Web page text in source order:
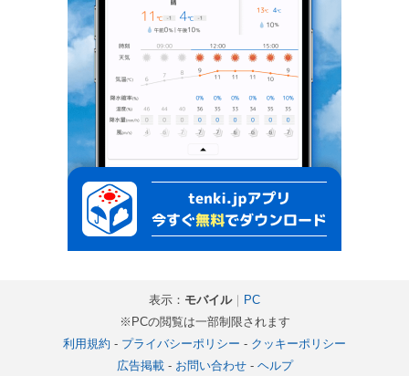
表示： モバイル｜ PC
※PCの閲覧は一部制限されます
利用規約 - プライバシーポリシー - クッキーポリシー
広告掲載- お問い合わせ- ヘルプ